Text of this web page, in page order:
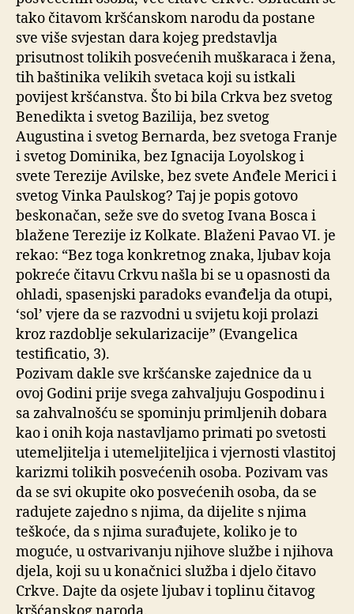
tako čitavom kršćanskom narodu da postane
sve više svjestan dara kojeg predstavlja
prisutnost tolikih posvećenih muškaraca i žena,
tih baštinika velikih svetaca koji su istkali
povijest kršćanstva. Što bi bila Crkva bez svetog
Benedikta i svetog Bazilija, bez svetog
Augustina i svetog Bernarda, bez svetoga Franje
i svetog Dominika, bez Ignacija Loyolskog i
svete Terezije Avilske, bez svete Anđele Merici i
svetog Vinka Paulskog? Taj je popis gotovo
beskonačan, seže sve do svetog Ivana Bosca i
blažene Terezije iz Kolkate. Blaženi Pavao VI. je
rekao: “Bez toga konkretnog znaka, ljubav koja
pokreće čitavu Crkvu našla bi se u opasnosti da
ohladi, spasenjski paradoks evanđelja da otupi,
‘sol’ vjere da se razvodni u svijetu koji prolazi
kroz razdoblje sekularizacije” (Evangelica
testificatio, 3).
Pozivam dakle sve kršćanske zajednice da u
ovoj Godini prije svega zahvaljuju Gospodinu i
sa zahvalnošću se spominju primljenih dobara
kao i onih koja nastavljamo primati po svetosti
utemeljitelja i utemeljiteljica i vjernosti vlastitoj
karizmi tolikih posvećenih osoba. Pozivam vas
da se svi okupite oko posvećenih osoba, da se
radujete zajedno s njima, da dijelite s njima
teškoće, da s njima surađujete, koliko je to
moguće, u ostvarivanju njihove službe i njihova
djela, koji su u konačnici služba i djelo čitavo
Crkve. Dajte da osjete ljubav i toplinu čitavog